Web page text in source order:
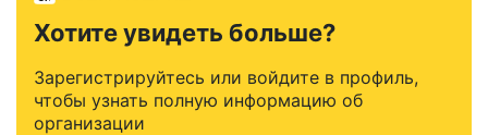
Хотите увидеть больше?
Зарегистрируйтесь или войдите в профиль,
чтобы узнать полную информацию об
организации